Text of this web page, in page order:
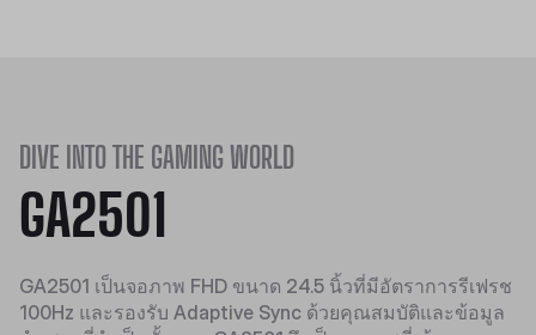
DIVE INTO THE GAMING WORLD
GA2501
GA2501 เป็นจอภาพ FHD ขนาด 24.5 นิ้วที่มีอัตราการรีเฟรช
100Hz และรองรับ Adaptive Sync ด้วยคุณสมบัติและข้อมูล